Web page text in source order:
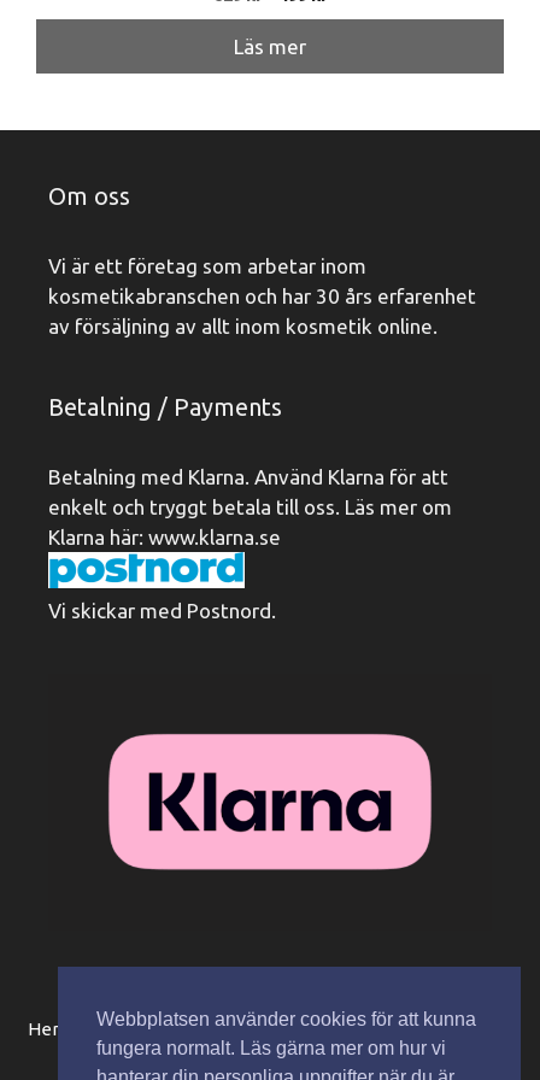
Webbplatsen använder cookies för att kunna
fungera normalt. Läs gärna mer om hur vi
ursprungliga
priset
var:
nuvarande
är:
Läs mer
Om oss
Vi är ett företag som arbetar inom
kosmetikabranschen och har 30 års erfarenhet
av försäljning av allt inom kosmetik online.
Betalning / Payments
Betalning med Klarna. Använd Klarna för att
enkelt och tryggt betala till oss. Läs mer om
Klarna här: www.klarna.se
Vi skickar med Postnord.
Hem Beställningsinformation / köpvillkor
Mitt konto
Integritetspolicy
Spåra paket Kontakta oss